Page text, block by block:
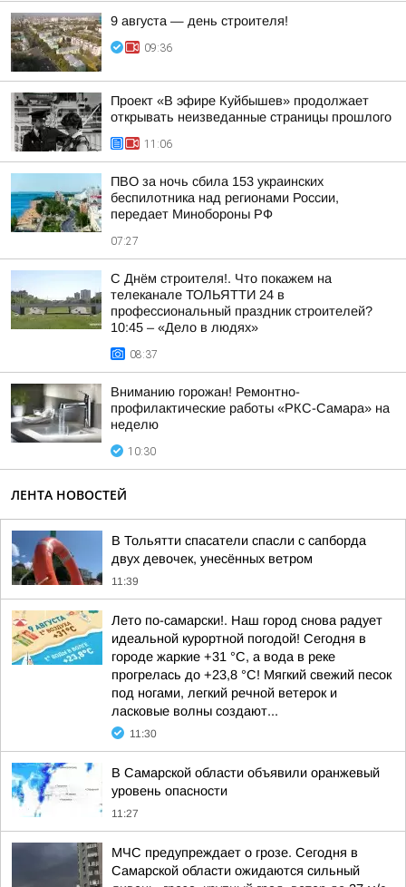
9 августа — день строителя!
09:36
Проект «В эфире Куйбышев» продолжает
открывать неизведанные страницы прошлого
11:06
ПВО за ночь сбила 153 украинских
беспилотника над регионами России,
передает Минобороны РФ
07:27
С Днём строителя!. Что покажем на
телеканале ТОЛЬЯТТИ 24 в
профессиональный праздник строителей?
10:45 – «Дело в людях»
08:37
Вниманию горожан! Ремонтно-
профилактические работы «РКС-Самара» на
неделю
10:30
ЛЕНТА НОВОСТЕЙ
В Тольятти спасатели спасли с сапборда
двух девочек, унесённых ветром
11:39
Лето по-самарски!. Наш город снова радует
идеальной курортной погодой! Сегодня в
городе жаркие +31 °C, а вода в реке
прогрелась до +23,8 °C! Мягкий свежий песок
под ногами, легкий речной ветерок и
ласковые волны создают...
11:30
В Самарской области объявили оранжевый
уровень опасности
11:27
МЧС предупреждает о грозе. Сегодня в
Самарской области ожидаются сильный